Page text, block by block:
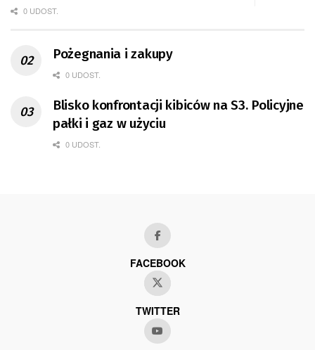
0 UDOST.
Pożegnania i zakupy
0 UDOST.
Blisko konfrontacji kibiców na S3. Policyjne
pałki i gaz w użyciu
0 UDOST.
FACEBOOK
TWITTER